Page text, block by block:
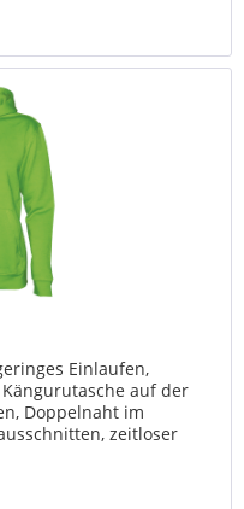
Einlaufen,
auf der
Doppelnaht im
zeitloser